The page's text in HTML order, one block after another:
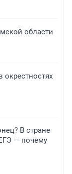
области
В стране
— почему